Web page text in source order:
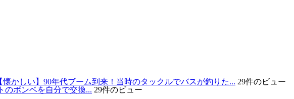
懐かしい】90年代ブーム到来！当時のタックルでバスが釣りた... 29件のビュー
のボンベを自分で交換... 29件のビュー